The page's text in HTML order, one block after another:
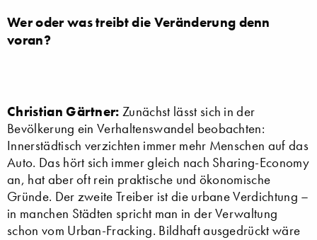
Wer oder was treibt die Veränderung denn
voran?
Christian Gärtner: Zunächst lässt sich in der
Bevölkerung ein Verhaltenswandel beobachten:
Innerstädtisch verzichten immer mehr Menschen auf das
Auto. Das hört sich immer gleich nach Sharing-Economy
an, hat aber oft rein praktische und ökonomische
Gründe. Der zweite Treiber ist die urbane Verdichtung –
in manchen Städten spricht man in der Verwaltung
schon vom Urban-Fracking. Bildhaft ausgedrückt wäre